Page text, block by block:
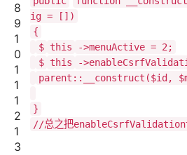
8
9
1
0
1
1
1
2
1
3
ig = [])
{
$ this
->menuActive = 2;
$ this -
parent::__construct($id,
}
//总之把enableCsrfValidation